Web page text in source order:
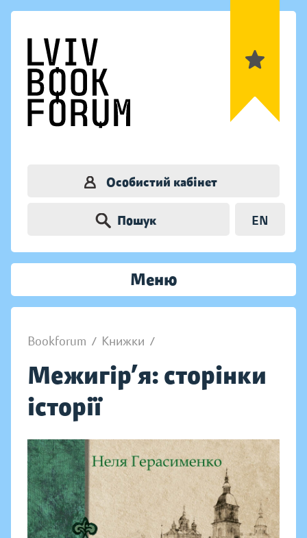
Особистий кабінет
Пошук EN
Меню
Bookforum / Книжки /
Межигір’я: сторінки
історії